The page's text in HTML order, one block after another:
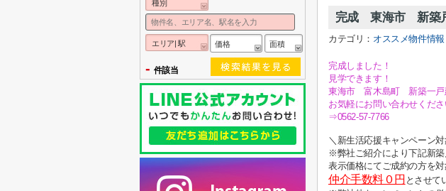
完成 東海市 新築
カテゴリ： オススメ物件情報
完成しました！
見学できます！
東海市 富木島町 新築一戸
お気軽にお問い合わせくださ
⇒0562-57-7766
＼新生活応援キャンペーン
※弊社ご紹介により下記新築
表示価格にてご成約の方を対
仲介手数料０円 とさせて
種別
エリア| 駅 価格 面積
- 件該当